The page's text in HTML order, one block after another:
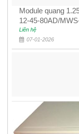
Module quang
12-45-80AD/
Liên hệ
07-01-2026